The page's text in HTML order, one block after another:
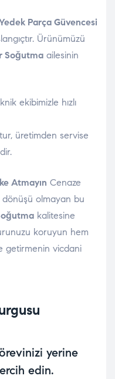
Parça Güvencesi
Ürünümüzü
Soğutma ailesinin
ekibimizle hızlı
üretimden servise
Atmayın Cenaze
olmayan bu
kalitesine
koruyun hem
getirmenin vicdani
yerine
edin.